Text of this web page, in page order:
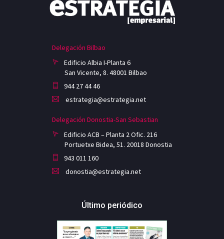
Delegación Bilbao
Edificio Albia I-Planta 6
San Vicente, 8. 48001 Bilbao
944 27 44 46
estrategia@estrategia.net
Delegación Donostia-San Sebastian
Edificio ACB – Planta 2 Ofic. 216
Portuetxe Bidea, 51. 20018 Donostia
943 011 160
donostia@estrategia.net
Último periódico